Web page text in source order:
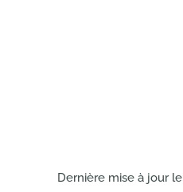
Dernière mise à jour le